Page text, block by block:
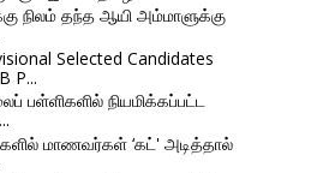
நிலம் தந்த ஆயி அம்மாளுக்கு
Selected Candidates
P...
பள்ளிகளில் நியமிக்கப்பட்ட
மாணவர்கள் ‘கட்' அடித்தால்